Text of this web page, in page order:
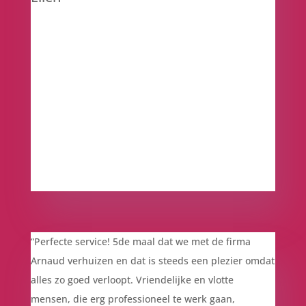
“Perfecte service! 5de maal dat we met de firma
Arnaud verhuizen en dat is steeds een plezier omdat
alles zo goed verloopt. Vriendelijke en vlotte
mensen, die erg professioneel te werk gaan,